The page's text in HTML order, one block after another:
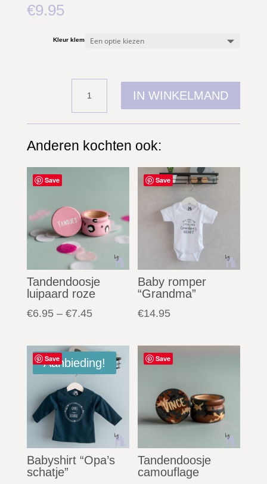
€9.95
Kleur klem
met
klem
IN WINKELMAND
Anderen kochten ook:
Save
Tandendoosje
luipaard roze
€6.95– €7.45
Save
Baby romper
“Grandma”
€14.95
Save
Aanbieding!
Babyshirt “Opa’s
schatje”
Save
Tandendoosje
camouflage